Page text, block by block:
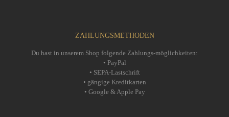
ZAHLUNGSMETHODEN
Du hast in unserem Shop folgende Zahlungs-möglichkeiten:
• PayPal
• SEPA-Lastschrift
• gängige Kreditkarten
• Google & Apple Pay